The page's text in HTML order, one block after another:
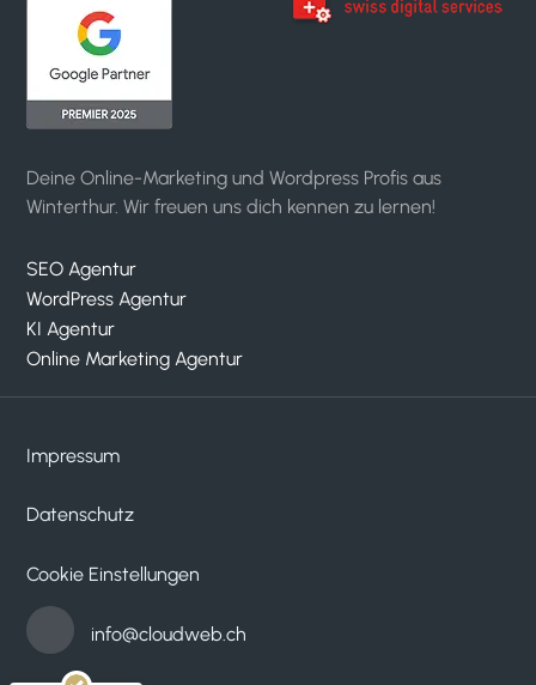
Deine Online-Marketing und Wordpress Profis aus
Winterthur. Wir freuen uns dich kennen zu lernen!
SEO Agentur
WordPress Agentur
KI Agentur
Online Marketing Agentur
Impressum
Datenschutz
Cookie Einstellungen
info@cloudweb.ch
Kundenbewertungen und Erfahrungen zu
ProvenExpert.com
SEHR GUT
4,95 / 5,00